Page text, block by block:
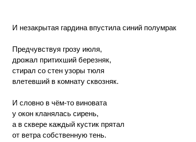
И незакрытая гардина впустила синий полумрак
Предчувствуя грозу июля,
дрожал притихший березняк,
стирал со стен узоры тюля
влетевший в комнату сквозняк.
И словно в чём-то виновата
у окон кланялась сирень,
а в сквере каждый кустик прятал
от ветра собственную тень.